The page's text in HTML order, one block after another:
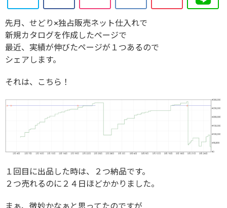
先月、せどり×独占販売ネット仕入れで
新規カタログを作成したページで
最近、実績が伸びたページが１つあるので
シェアします。
それは、こちら！
１回目に出品した時は、２つ納品です。
２つ売れるのに２４日ほどかかりました。
まぁ、微妙かなぁと思ってたのですが